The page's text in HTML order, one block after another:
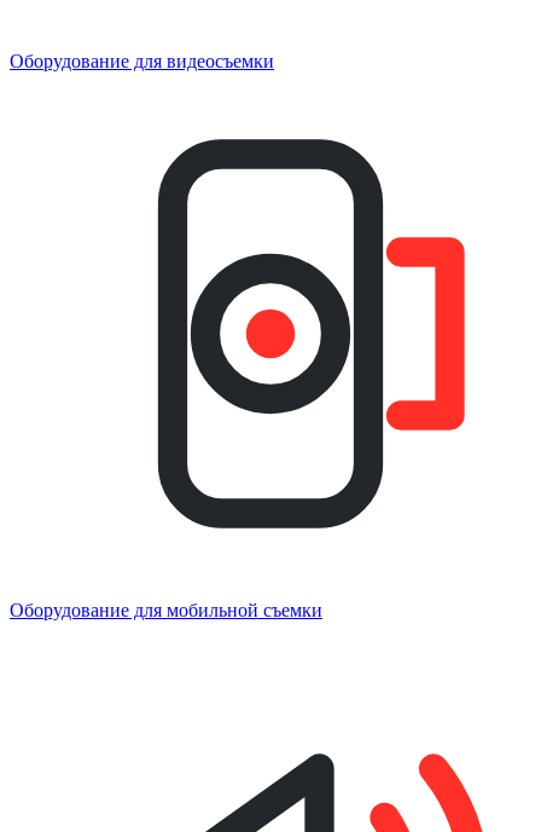
Оборудование для видеосъемки
Оборудование для мобильной съемки